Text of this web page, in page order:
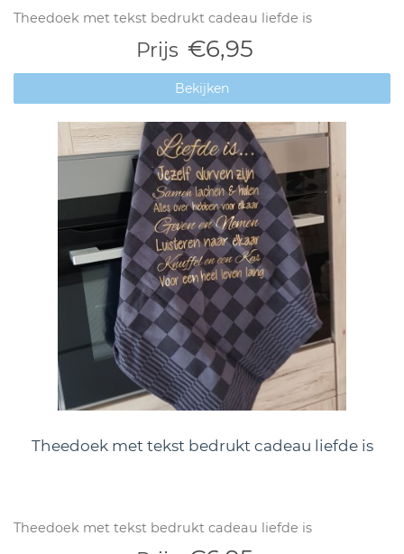
Theedoek met tekst bedrukt cadeau liefde is
Prijs €6,95
Bekijken
Theedoek met tekst bedrukt cadeau liefde is
Theedoek met tekst bedrukt cadeau liefde is